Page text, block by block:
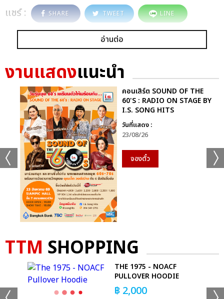
แชร์ : SHARE TWEET LINE
อ่านต่อ
งานแสดงแนะนำ
คอนเสิร์ต SOUND OF THE
60'S : RADIO ON STAGE BY
I.S. SONG HITS
วันที่แสดง :
23/08/26
จองตั๋ว
TTM SHOPPING
THE 1975 - NOACF
PULLOVER HOODIE
฿ 2,000